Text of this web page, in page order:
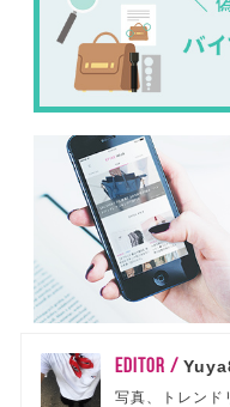
EDITOR /
写真、トレンド